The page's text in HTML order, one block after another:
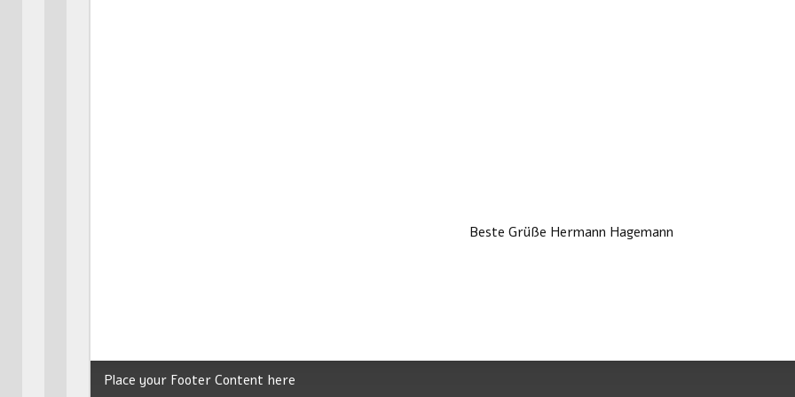
Beste Grüße Hermann Hagemann
Place your Footer Content here